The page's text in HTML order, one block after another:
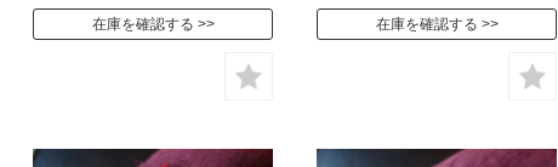
在庫を確認する 在庫を確認する